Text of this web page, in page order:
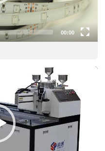
00:00